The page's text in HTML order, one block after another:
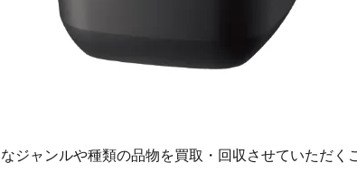
ジャンルや種類の品物を買取・回収させていただ